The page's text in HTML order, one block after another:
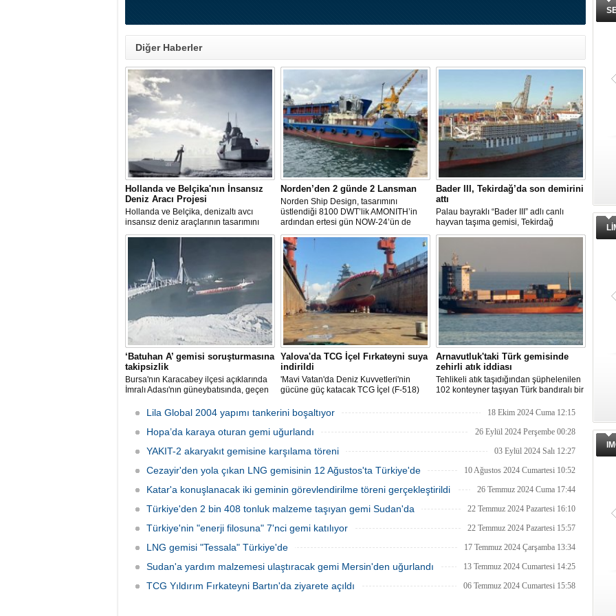
Diğer Haberler
Hollanda ve Belçika'nın İnsansız
Deniz Aracı Projesi
Hollanda ve Belçika, denizaltı avcı
insansız deniz araçlarının tasarımını
başlattı. Proje, 2 ülkenin deniz
kuvvetlerinin gelecekteki denizaltı karşıtı
yeteneklerini desteklemeyi amaçlıyor.
Norden’den 2 günde 2 Lansman
Norden Ship Design, tasarımını
üstlendiği 8100 DWT’lik AMONITH’in
ardından ertesi gün NOW-24’ün de
denize kavuşmasını kutladı.
Bader III, Tekirdağ’da son demirini
attı
Palau bayraklı “Bader III” adlı canlı
hayvan taşıma gemisi, Tekirdağ
açıklarına demirledi.
‘Batuhan A’ gemisi soruşturmasına
takipsizlik
Bursa'nın Karacabey ilçesi açıklarında
İmralı Adası'nın güneybatısında, geçen
batmasıyla ilgili başlatılan soruşturma,
Yalova'da TCG İçel Fırkateyni suya
indirildi
'Mavi Vatan'da Deniz Kuvvetleri'nin
gücüne güç katacak TCG İçel (F-518)
düzenlenen törenle suya indirildi.
Arnavutluk'taki Türk gemisinde
zehirli atık iddiası
Tehlikeli atık taşıdığından şüphelenilen
102 konteyner taşıyan Türk bandıralı bir
izleme kuruluşunun uyarısı üzerine
Lila Global 2004 yapımı tankerini boşaltıyor 18 Ekim 2024 Cuma 12:15
Hopa’da karaya oturan gemi uğurlandı 26 Eylül 2024 Perşembe 00:28
YAKIT-2 akaryakıt gemisine karşılama töreni 03 Eylül 2024 Salı 12:27
Cezayir'den yola çıkan LNG gemisinin 12 Ağustos'ta Türkiye'de 10 Ağustos 2024 Cumartesi 10:52
Katar'a konuşlanacak iki geminin görevlendirilme töreni gerçekleştirildi 26 Temmuz 2024 Cuma 17:44
Türkiye'den 2 bin 408 tonluk malzeme taşıyan gemi Sudan'da 22 Temmuz 2024 Pazartesi 16:10
Türkiye'nin "enerji filosuna" 7'nci gemi katılıyor 22 Temmuz 2024 Pazartesi 15:57
LNG gemisi "Tessala" Türkiye'de 17 Temmuz 2024 Çarşamba 13:34
Sudan'a yardım malzemesi ulaştıracak gemi Mersin'den uğurlandı 13 Temmuz 2024 Cumartesi 14:25
TCG Yıldırım Fırkateyni Bartın'da ziyarete açıldı 06 Temmuz 2024 Cumartesi 15:58